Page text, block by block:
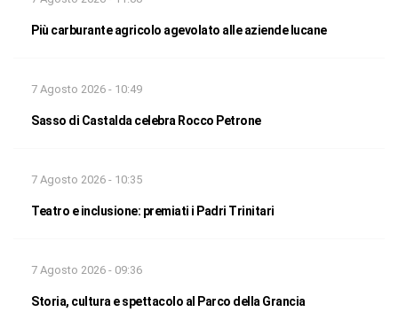
Più carburante agricolo agevolato alle aziende lucane
7 Agosto 2026 - 10:49
Sasso di Castalda celebra Rocco Petrone
7 Agosto 2026 - 10:35
Teatro e inclusione: premiati i Padri Trinitari
7 Agosto 2026 - 09:36
Storia, cultura e spettacolo al Parco della Grancia